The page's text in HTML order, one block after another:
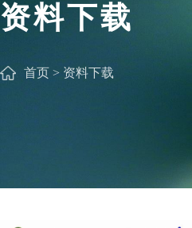
资料下载
首页 > 资料下载